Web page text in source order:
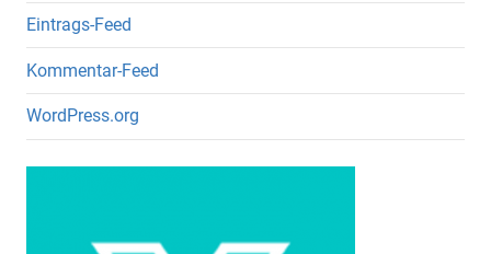
Eintrags-Feed
Kommentar-Feed
WordPress.org